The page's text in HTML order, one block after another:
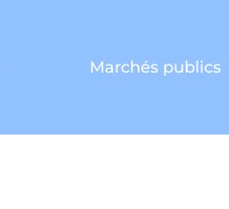
Marchés publics